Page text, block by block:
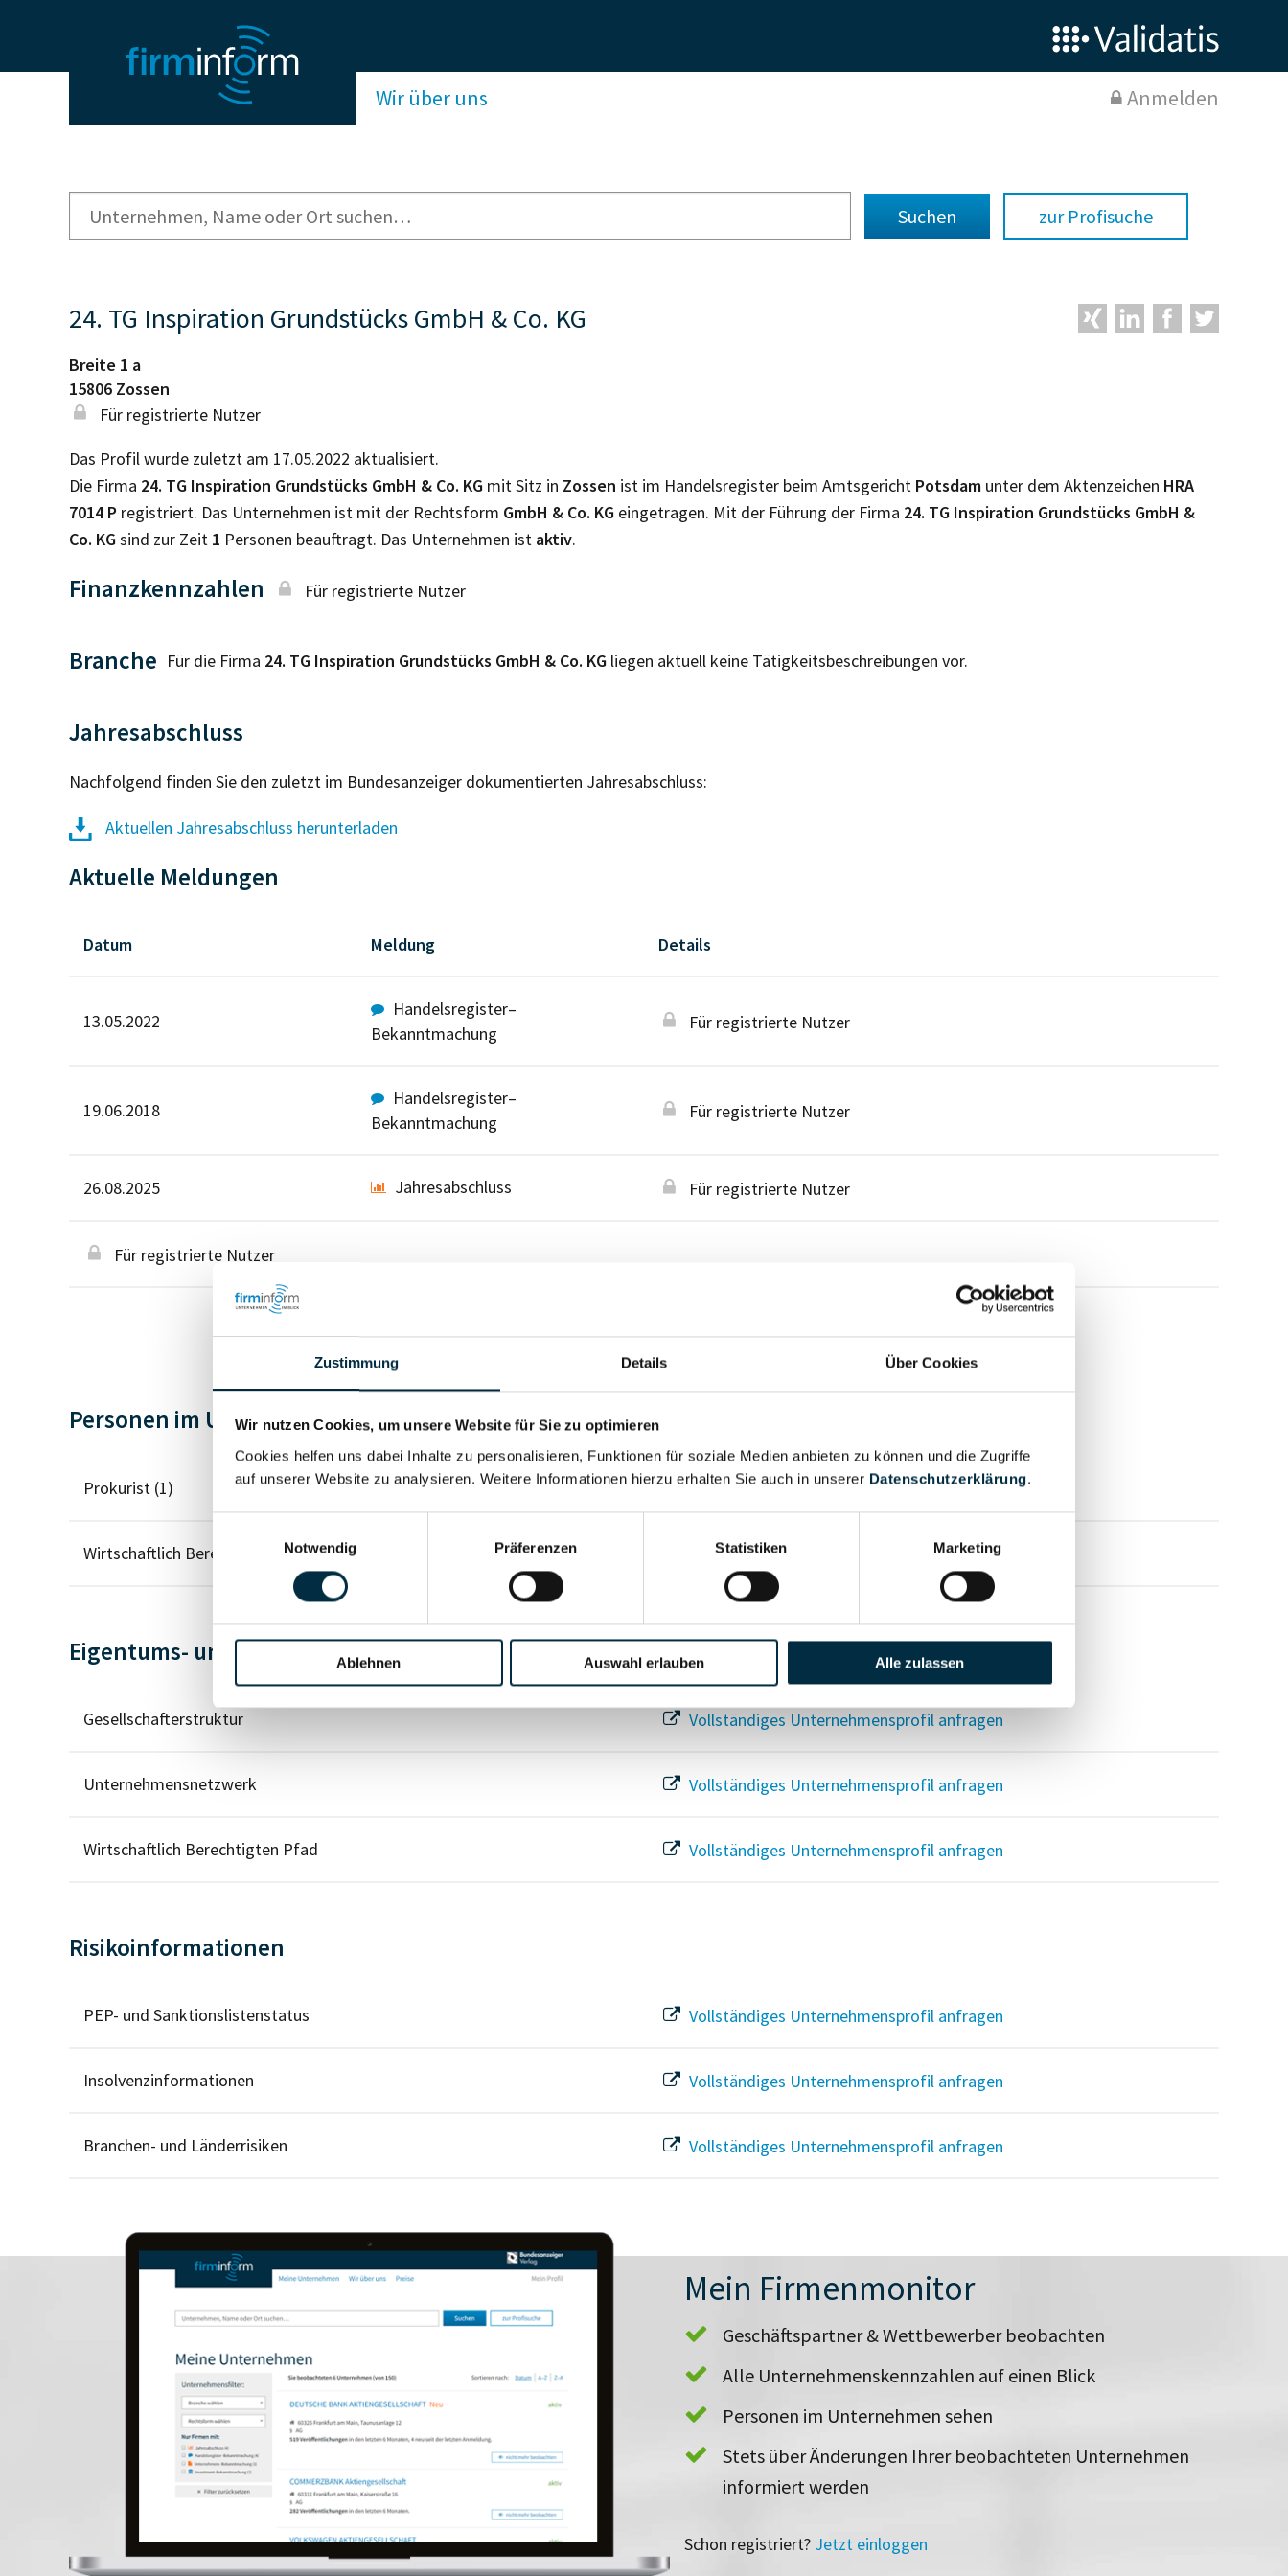
Zustimmung Details Über Cookies
Wir nutzen Cookies, um unsere Website für Sie zu optimieren
Cookies helfen uns dabei Inhalte zu personalisieren, Funktionen für soziale Medien anbieten zu können und die Zugriffe
auf unserer Website zu analysieren. Weitere Informationen hierzu erhalten Sie auch in unserer Datenschutzerklärung.
Notwendig
Präferenzen Statistiken Marketing
Ablehnen Auswahl erlauben Alle zulassen
Wir über uns Anmelden
zur Profisuche
24. TG Inspiration Grundstücks GmbH & Co. KG
Breite 1 a
15806 Zossen
Für registrierte Nutzer
Das Profil wurde zuletzt am 17.05.2022 aktualisiert.
Die Firma 24. TG Inspiration Grundstücks GmbH & Co. KG mit Sitz in Zossen ist im Handelsregister beim Amtsgericht Potsdam unter dem Aktenzeichen HRA
7014 P registriert. Das Unternehmen ist mit der Rechtsform GmbH & Co. KG eingetragen. Mit der Führung der Firma 24. TG Inspiration Grundstücks GmbH &
Co. KGsind zur Zeit 1 Personen beauftragt. Das Unternehmen ist aktiv.
Finanzkennzahlen Für registrierte Nutzer
Branche Für die Firma 24. TG Inspiration Grundstücks GmbH & Co. KG liegen aktuell keine Tätigkeitsbeschreibungen vor.
Jahresabschluss
Nachfolgend finden Sie den zuletzt im Bundesanzeiger dokumentierten Jahresabschluss:
Aktuellen Jahresabschluss herunterladen
Aktuelle Meldungen
Datum Meldung Details
13.05.2022
Handelsregister–
Bekanntmachung
Für registrierte Nutzer
19.06.2018
Handelsregister–
Bekanntmachung
Für registrierte Nutzer
26.08.2025 Jahresabschluss Für registrierte Nutzer
Für registrierte Nutzer
Personen im Unternehmen
Prokurist (1) Für registrierte Nutzer
Wirtschaftlich Berechtigter Vollständiges Unternehmensprofil anfragen
Eigentums- und Kontrollstruktur
Gesellschafterstruktur Vollständiges Unternehmensprofil anfragen
Unternehmensnetzwerk Vollständiges Unternehmensprofil anfragen
Wirtschaftlich Berechtigten Pfad Vollständiges Unternehmensprofil anfragen
Risikoinformationen
PEP- und Sanktionslistenstatus Vollständiges Unternehmensprofil anfragen
Insolvenzinformationen Vollständiges Unternehmensprofil anfragen
Branchen- und Länderrisiken Vollständiges Unternehmensprofil anfragen
Mein Firmenmonitor
Geschäftspartner & Wettbewerber beobachten
Alle Unternehmenskennzahlen auf einen Blick
Personen im Unternehmen sehen
Stets über Änderungen Ihrer beobachteten Unternehmen
informiert werden
Schon registriert? Jetzt einloggen